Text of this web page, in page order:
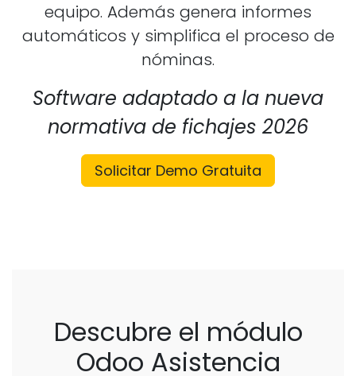
equipo. Además genera informes
automáticos y simplifica el proceso de
nóminas.
Software adaptado a la nueva
normativa de fichajes 2026
Solicitar Demo Gratuita
Descubre el módulo
Odoo Asistencia